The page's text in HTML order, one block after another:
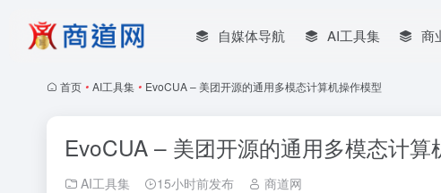
自媒体导航 AI工具集 商
首页 • AI工具集 • EvoCUA – 美团开源的通用多模态计算机操作模型
EvoCUA – 美团开源的通用多模态计算
AI工具集 15小时前发布 商道网